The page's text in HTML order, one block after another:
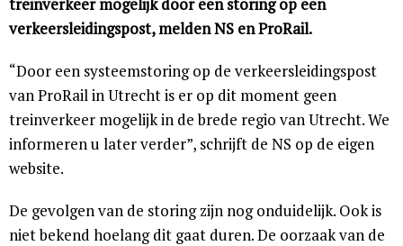
verkeersleidingspost, melden NS en ProRail.
“Door een systeemstoring op de verkeersleidingspost
van ProRail in Utrecht is er op dit moment geen
treinverkeer mogelijk in de brede regio van Utrecht. We
informeren u later verder”, schrijft de NS op de eigen
website.
De gevolgen van de storing zijn nog onduidelijk. Ook is
niet bekend hoelang dit gaat duren. De oorzaak van de